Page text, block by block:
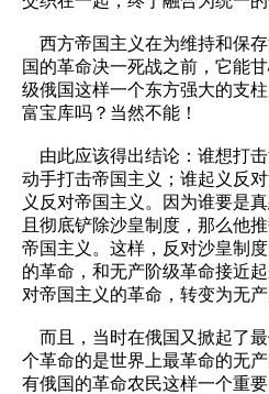
西方帝国主义在为维持和保
国的革命决一死战之前，它能
级俄国这样一个东方强大的支
富宝库吗？当然不能！
由此应该得出结论：谁想打
动手打击帝国主义；谁起义反
义反对帝国主义。因为谁要是
且彻底铲除沙皇制度，那么他
帝国主义。这样，反对沙皇制
的革命，和无产阶级革命接近
对帝国主义的革命，转变为
而且，当时在俄国又掀起了
个革命的是世界上最革命的无
有俄国的革命农民这样一个重